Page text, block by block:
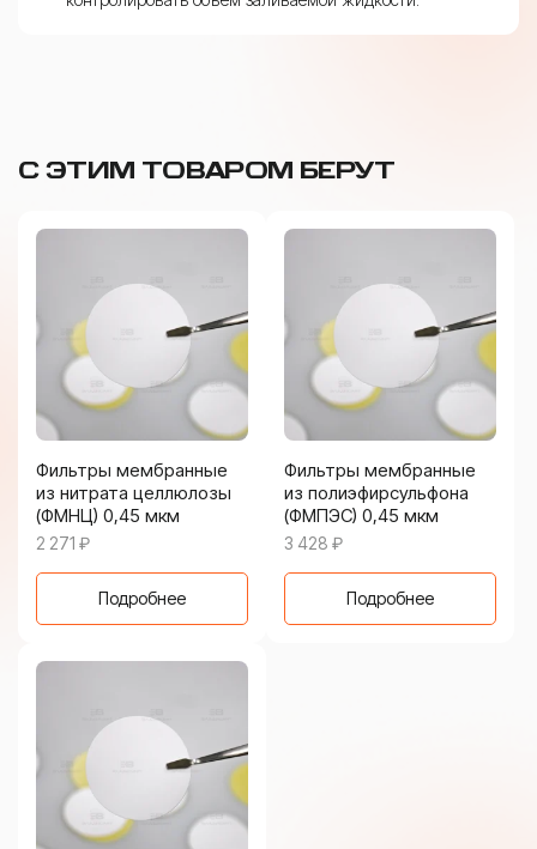
С ЭТИМ ТОВАРОМ БЕРУТ
Фильтры мембранные
из нитрата целлюлозы
(ФМНЦ) 0,45 мкм
2 271 ₽
Подробнее
Фильтры мембранные
из полиэфирсульфона
(ФМПЭС) 0,45 мкм
3 428 ₽
Подробнее